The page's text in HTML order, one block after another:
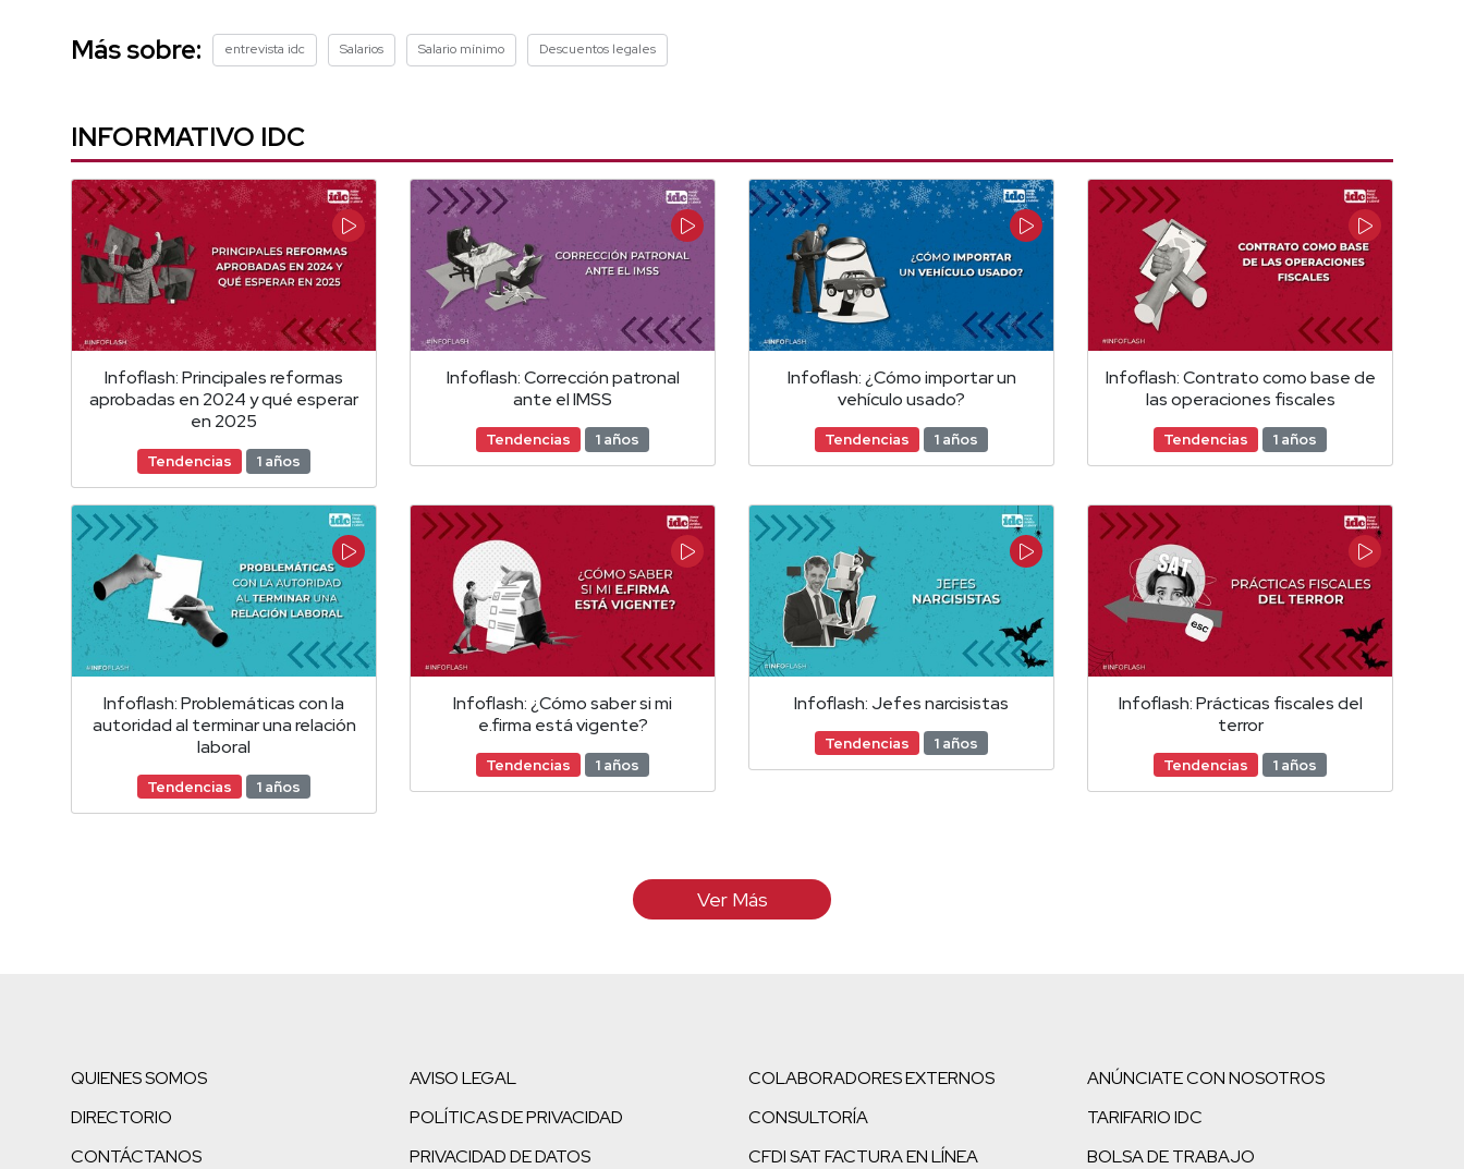
Más sobre: entrevista idc Salarios Salario mínimo Descuentos legales
INFORMATIVO IDC
Infoflash: Principales reformas
aprobadas en 2024 y qué esperar
en 2025
Tendencias 1 años
Infoflash: Corrección patronal
ante el IMSS
Tendencias 1 años
Infoflash: ¿Cómo importar un
vehículo usado?
Tendencias 1 años
Infoflash: Contrato como base de
las operaciones fiscales
Tendencias 1 años
Infoflash: Problemáticas con la
autoridad al terminar una relación
laboral
Tendencias 1 años
Infoflash: ¿Cómo saber si mi
e.firma está vigente?
Tendencias 1 años
Infoflash: Jefes narcisistas
Tendencias 1 años
Infoflash: Prácticas fiscales del
terror
Tendencias 1 años
Ver Más
QUIENES SOMOS
DIRECTORIO
CONTÁCTANOS
AVISO LEGAL
POLÍTICAS DE PRIVACIDAD
PRIVACIDAD DE DATOS
COLABORADORES EXTERNOS
CONSULTORÍA
CFDI SAT FACTURA EN LÍNEA
ANÚNCIATE CON NOSOTROS
TARIFARIO IDC
BOLSA DE TRABAJO